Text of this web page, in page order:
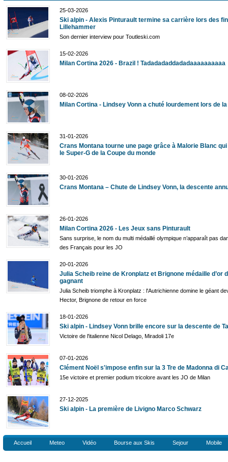
25-03-2026
Ski alpin - Alexis Pinturault termine sa carrière lors des
Lillehammer
Son dernier interview pour Toutleski.com
15-02-2026
Milan Cortina 2026 - Brazil ! Tadadadaddadadaaaaaaaaaa
08-02-2026
Milan Cortina - Lindsey Vonn a chuté lourdement lors de
31-01-2026
Crans Montana tourne une page grâce à Malorie Blanc
le Super-G de la Coupe du monde
30-01-2026
Crans Montana – Chute de Lindsey Vonn, la descente
26-01-2026
Milan Cortina 2026 - Les Jeux sans Pinturault
Sans surprise, le nom du multi médaillé olympique n’apparaît pas
des Français pour les JO
20-01-2026
Julia Scheib reine de Kronplatz et Brignone médaille d’or
gagnant
Julia Scheib triomphe à Kronplatz : l'Autrichienne domine le géant
Hector, Brignone de retour en force
18-01-2026
Ski alpin - Lindsey Vonn brille encore sur la descente de
Victoire de l'italienne Nicol Delago, Miradoli 17e
07-01-2026
Clément Noël s'impose enfin sur la 3 Tre de Madonna di
15e victoire et premier podium tricolore avant les JO de Milan
27-12-2025
Ski alpin - La première de Livigno Marco Schwarz
Accueil Meteo Vidéo Bourse aux Skis Sejour Mobile